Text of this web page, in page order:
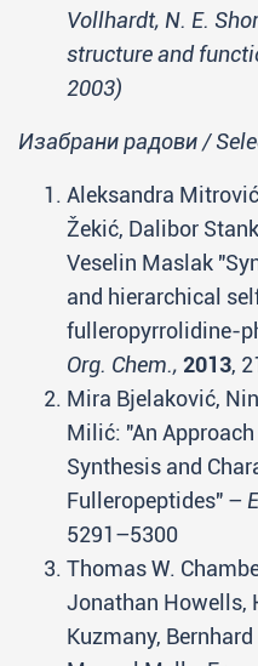
Vollhardt, N. E.
structure and
2003)
Изабрани радови /
Aleksandra
Žekić, Dalibor
Veselin Maslak
and hierarchical
fulleropyrrolidine-
Org. Chem., 2013,
Mira Bjelaković,
Milić: "An
Synthesis and
Fulleropeptides" –
5291–5300
Thomas W.
Jonathan Howells,
Kuzmany,